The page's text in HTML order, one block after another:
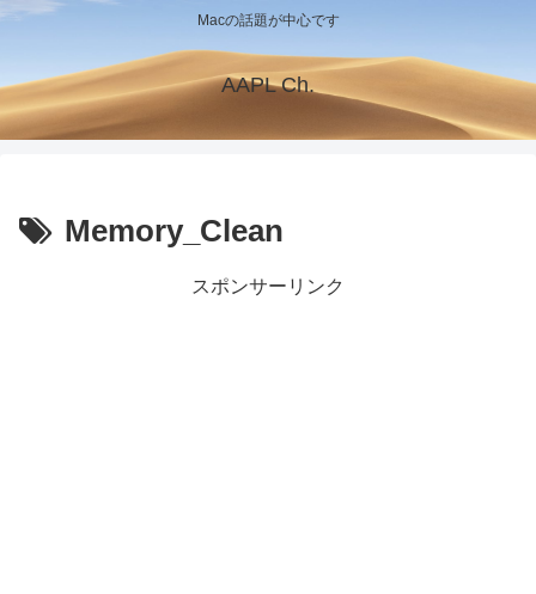
Macの話題が中心です
AAPL Ch.
Memory_Clean
スポンサーリンク